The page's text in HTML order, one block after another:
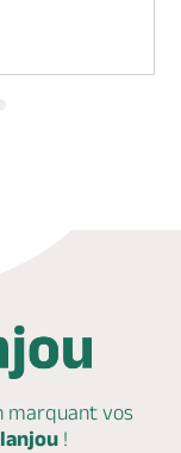
marquantvos
!